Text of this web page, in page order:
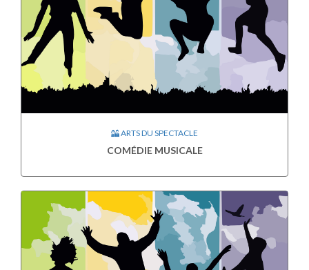
ARTS DU SPECTACLE
COMÉDIE MUSICALE